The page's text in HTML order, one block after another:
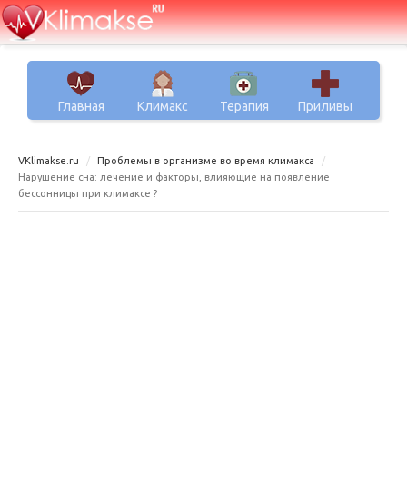
Главная Климакс Терапия Приливы
VKlimakse.ru
Проблемы в организме во время климакса
Нарушение сна: лечение и факторы, влияющие на появление
бессонницы при климаксе ?